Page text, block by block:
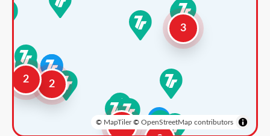
2
3
2
3
© MapTiler© OpenStreetMap contributors